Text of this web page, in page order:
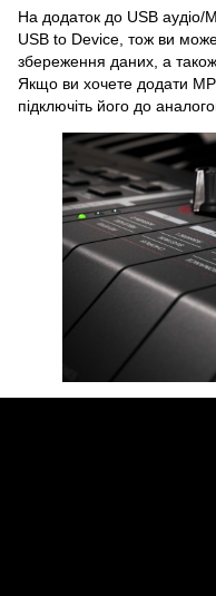
На додаток до USB
USB to Device, тож ви
збереження даних, а
Якщо ви хочете додати
підключіть його до